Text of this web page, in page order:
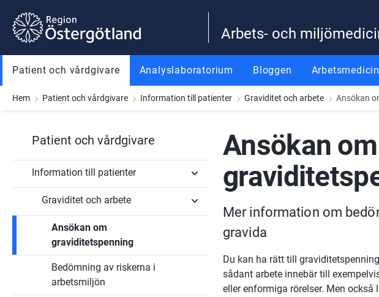
Gå till innehåll
Gå till meny
Gå till sidfot
Arbets- och
Patient och vårdgivare Analyslaboratorium Bloggen Arbetsmedicin
Hem Patient och vårdgivare Information till patienter Graviditet och arbete Ansökan
Patient och vårdgivare
Information till patienter
Undersidor
för
Graviditet och arbete
Undersidor
och
Ansökan om
graviditetspenning
Bedömning av riskerna i
arbetsmiljön
Ansökan om
Mer information om
gravida
Du kan ha rätt till
sådant arbete innebär till
eller enformiga rörelser. Men också